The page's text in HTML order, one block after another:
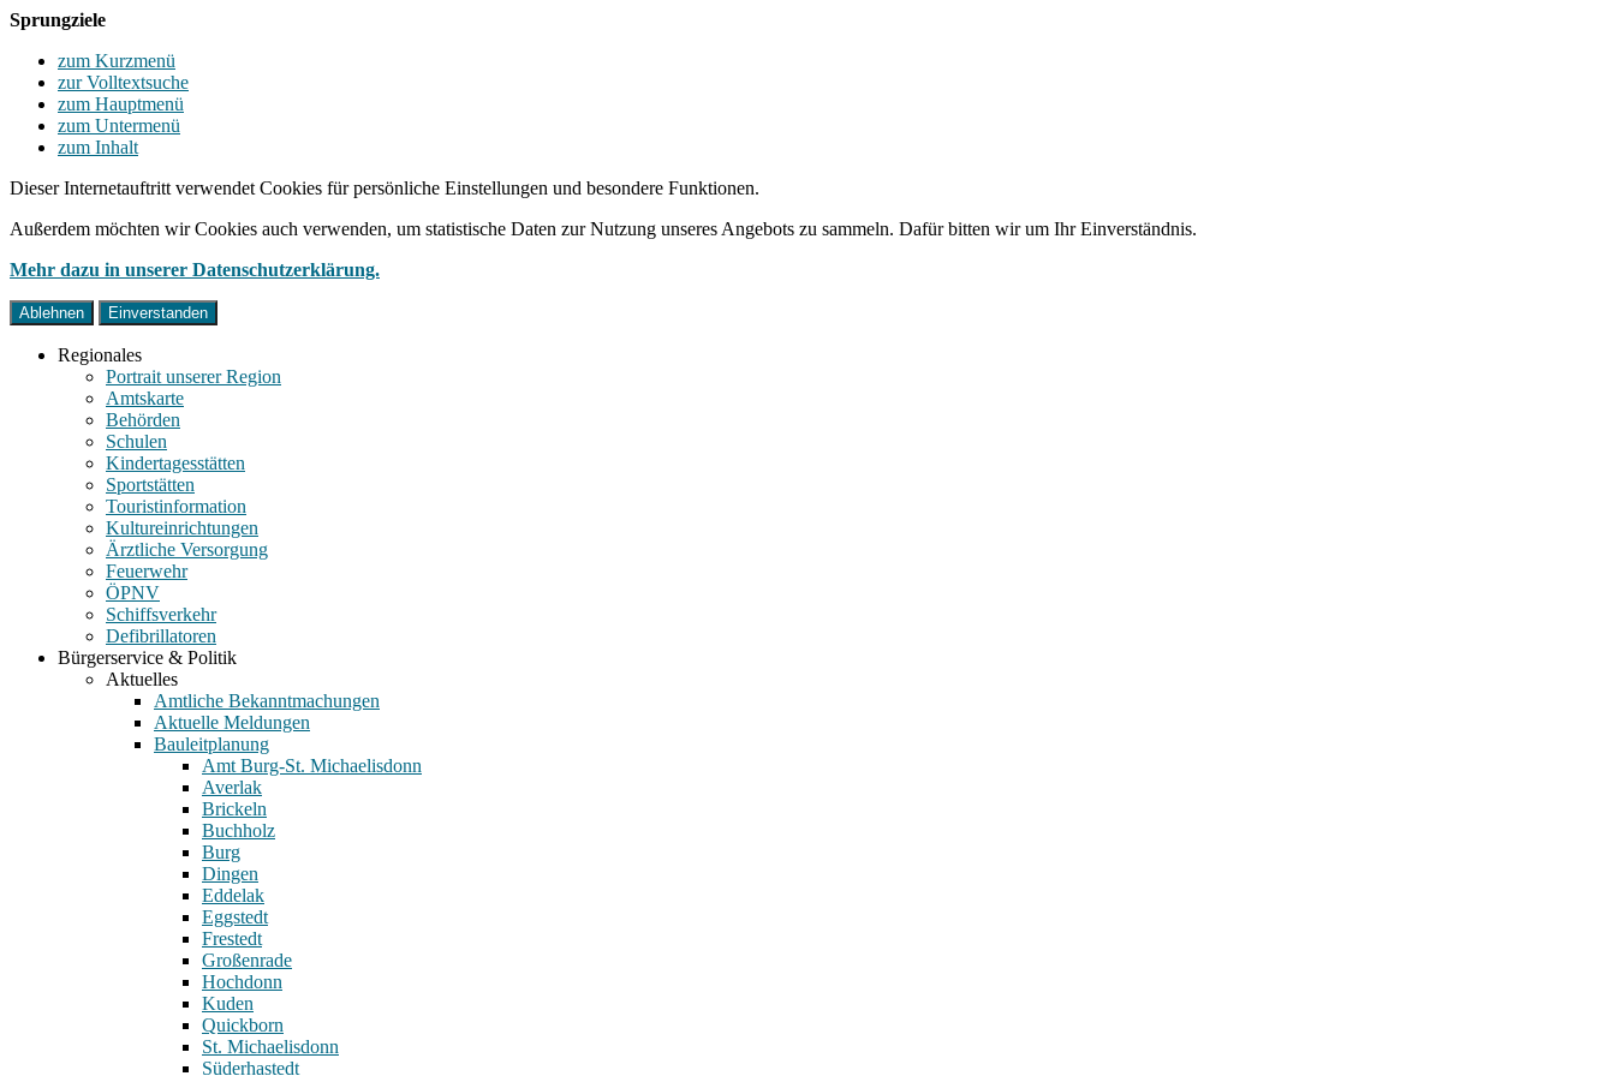
Sprungziele
zum Kurzmenü
zur Volltextsuche
zum Hauptmenü
zum Untermenü
zum Inhalt
Dieser Internetauftritt verwendet Cookies für persönliche Einstellungen und besondere Funktionen.
Außerdem möchten wir Cookies auch verwenden, um statistische Daten zur Nutzung unseres Angebots zu sammeln. Dafür bitten wir um Ihr Einverständnis.
Mehr dazu in unserer Datenschutzerklärung.
Ablehnen Einverstanden
Regionales
Portrait unserer Region
Amtskarte
Behörden
Schulen
Kindertagesstätten
Sportstätten
Touristinformation
Kultureinrichtungen
Ärztliche Versorgung
Feuerwehr
ÖPNV
Schiffsverkehr
Defibrillatoren
Bürgerservice & Politik
Aktuelles
Amtliche Bekanntmachungen
Aktuelle Meldungen
Bauleitplanung
Amt Burg-St. Michaelisdonn
Averlak
Brickeln
Buchholz
Burg
Dingen
Eddelak
Eggstedt
Frestedt
Großenrade
Hochdonn
Kuden
Quickborn
St. Michaelisdonn
Süderhastedt